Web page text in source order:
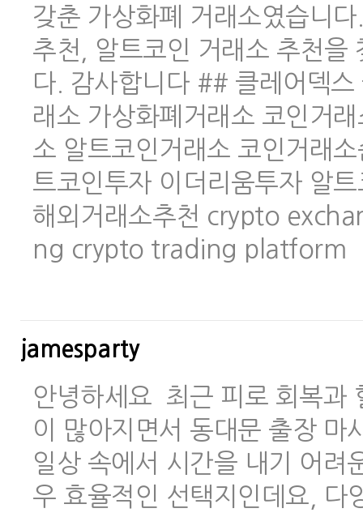
갖춘 가상화폐 거래소였습니
추천, 알트코인 거래소 추천을
다. 감사합니다 ## 클레어덱
래소 가상화폐거래소 코인거
소 알트코인거래소 코인거래
트코인투자 이더리움투자 알
해외거래소추천 crypto
ng crypto trading platform
jamesparty
안녕하세요 최근 피로 회복과
이 많아지면서 동대문 출장 마
일상 속에서 시간을 내기 어려
우 효율적인 선택지인데요,